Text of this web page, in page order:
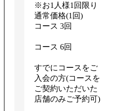
※お1人様1回限り
通常価格(1回)
コース 3回
コース 6回
すでにコースをご
入会の方(コースを
ご契約いただいた
店舗のみご予約可)